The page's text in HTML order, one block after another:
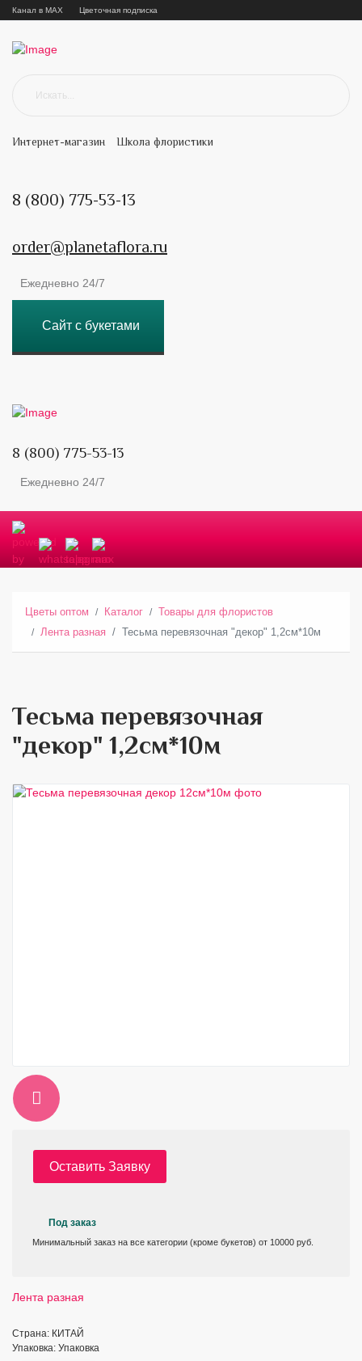
Канал в MAX Цветочная подписка
Интернет-магазин Школа флористики
8 (800) 775-53-13
order@planetaflora.ru
Ежедневно 24/7
Сайт с букетами
8 (800) 775-53-13
Ежедневно 24/7
Цветы оптом Каталог
Товары для флористов
Лента разная
Тесьма перевязочная "декор" 1,2см*10м
Тесьма перевязочная
"декор" 1,2см*10м
Оставить Заявку
Под заказ
Минимальный заказ на все категории (кроме букетов) от 10000 руб.
Лента разная
Страна: КИТАЙ
Упаковка: Упаковка